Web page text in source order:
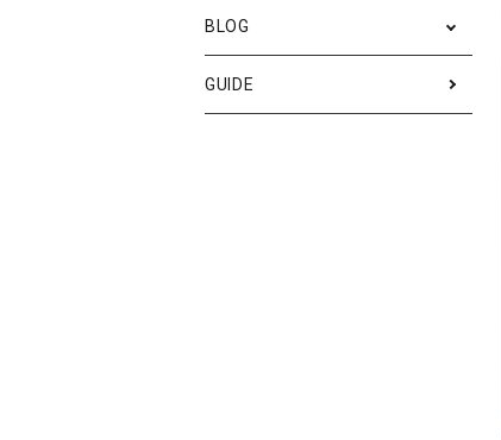
メンズファッション
RESTOCK / 再入荷
BLOG
GUIDE